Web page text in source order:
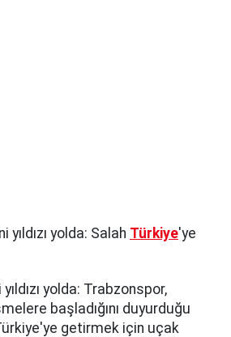
yolda: Salah Türkiye'ye
yolda: Trabzonspor,
başladığını duyurduğu
getirmek için uçak